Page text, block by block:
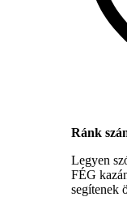
Ránk
Legyen
FÉG
segítenek